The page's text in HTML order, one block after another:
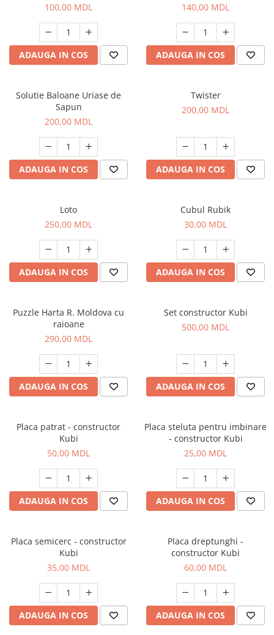
100,00 MDL
ADAUGA IN COS
140,00 MDL
ADAUGA IN COS
Solutie Baloane Uriase de
Sapun
200,00 MDL
ADAUGA IN COS
Twister
200,00 MDL
ADAUGA IN COS
Loto
250,00 MDL
ADAUGA IN COS
Cubul Rubik
30,00 MDL
ADAUGA IN COS
Puzzle Harta R. Moldova cu
raioane
290,00 MDL
ADAUGA IN COS
Set constructor Kubi
500,00 MDL
ADAUGA IN COS
Placa patrat - constructor
Kubi
50,00 MDL
ADAUGA IN COS
Placa steluta pentru imbinare
- constructor Kubi
25,00 MDL
ADAUGA IN COS
Placa semicerc - constructor
Kubi
35,00 MDL
ADAUGA IN COS
Placa dreptunghi -
constructor Kubi
60,00 MDL
ADAUGA IN COS